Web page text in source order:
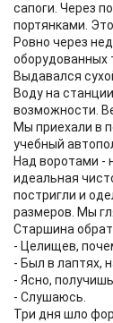
сапоги. Через
портянками.
Ровно через
оборудованных
Выдавался
Воду на
возможности.
Мы приехали в
учебный
Над воротами -
идеальная
постригли и
размеров. Мы
Старшина
- Целищев,
- Был в лаптях,
- Ясно,
- Слушаюсь.
Три дня шло